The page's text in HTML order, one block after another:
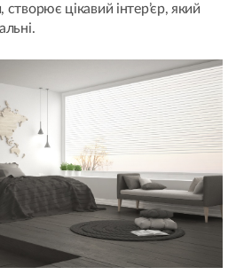
цікавий інтер’єр, який